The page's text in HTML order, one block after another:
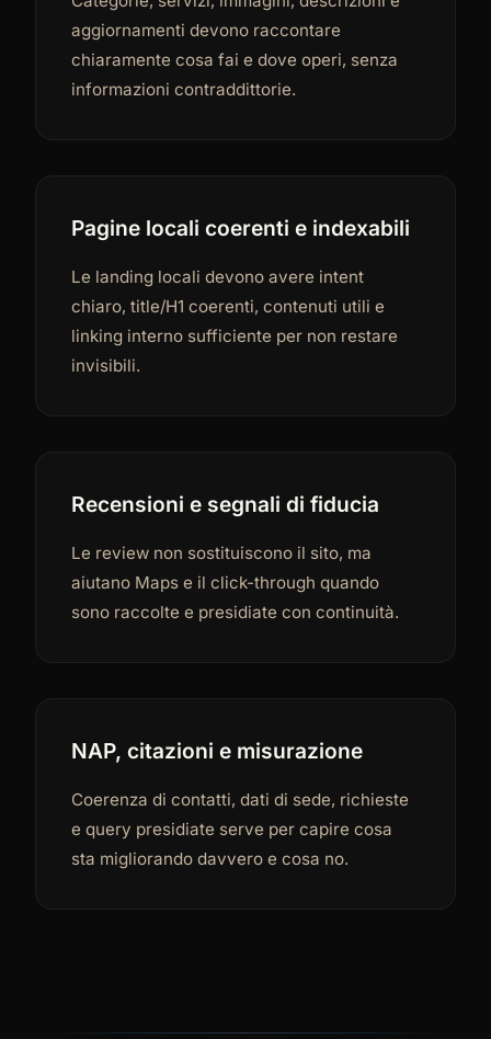
aggiornamenti devono raccontare
chiaramente cosa fai e dove operi, senza
informazioni contraddittorie.
Pagine locali coerenti e indexabili
Le landing locali devono avere intent
chiaro, title/H1 coerenti, contenuti utili e
linking interno sufficiente per non restare
invisibili.
Recensioni e segnali di fiducia
Le review non sostituiscono il sito, ma
aiutano Maps e il click-through quando
sono raccolte e presidiate con continuità.
NAP, citazioni e misurazione
Coerenza di contatti, dati di sede, richieste
e query presidiate serve per capire cosa
sta migliorando davvero e cosa no.